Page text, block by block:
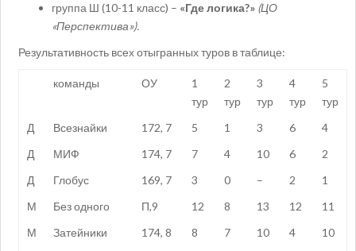
группа Ш (10-11 класс) – «Где логика?» (ЦО
«Перспектива»).
Результативность всех отыгранных туров в таблице:
команды ОУ
1
тур
2
тур
3
тур
4
тур
5
тур
Д
Всезнайки 172, 7 5 1 3 6
4
Д
МИФ 174, 7 7 4 10 6
2
Д
Глобус 169, 7 3 0 – 2
1
М
Без одного П,9 12 8 13 12
11
М
Затейники 174, 8 8 7 10 4
10